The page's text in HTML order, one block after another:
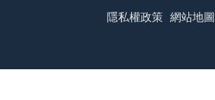
隱私權政策 網站地圖